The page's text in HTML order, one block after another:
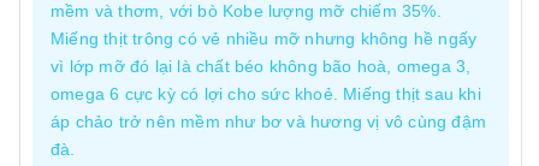
mềm và thơm, với bò Kobe lượng mỡ chiếm 35%.
Miếng thịt trông có vẻ nhiều mỡ nhưng không hề ngấy
vì lớp mỡ đó lại là chất béo không bão hoà, omega 3,
omega 6 cực kỳ có lợi cho sức khoẻ. Miếng thịt sau khi
áp chảo trở nên mềm như bơ và hương vị vô cùng đậm
đà.